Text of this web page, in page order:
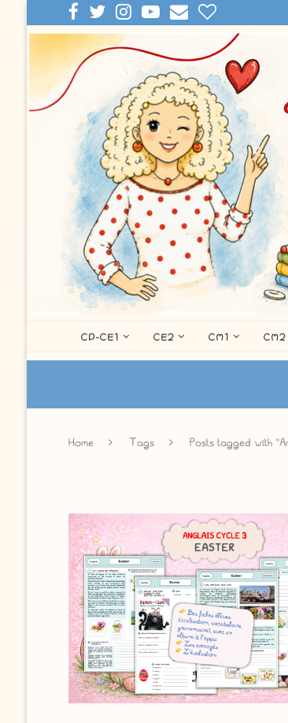
CP-CE1 CE2 CM1 CM2
Home Tags Posts tagged with